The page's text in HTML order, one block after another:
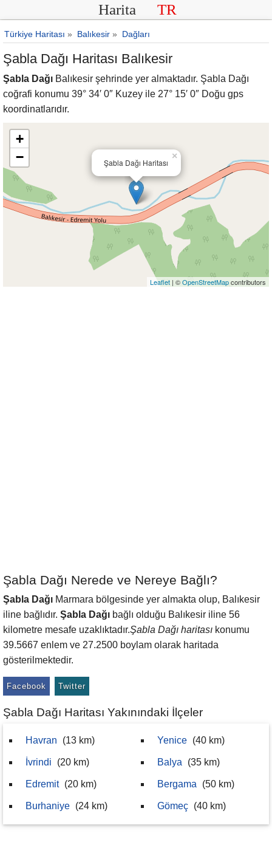
Harita TR
Türkiye Haritası » Balıkesir » Dağları
Şabla Dağı Haritası Balıkesir
Şabla Dağı Balıkesir şehrinde yer almaktadır. Şabla Dağı
coğrafi konumu 39° 34′ 0″ Kuzey ile 27° 15′ 0″ Doğu gps
koordinatlarıdır.
Şabla Dağı Haritası
×
+
−
Leaflet | ©OpenStreetMapcontributors
Şabla Dağı Nerede ve Nereye Bağlı?
Şabla Dağı Marmara bölgesinde yer almakta olup, Balıkesir
iline bağlıdır. Şabla Dağı bağlı olduğu Balıkesir iline 56
kilometre mesafe uzaklıktadır.Şabla Dağı haritası konumu
39.5667 enlem ve 27.2500 boylam olarak haritada
gösterilmektedir.
Facebook Twitter
Şabla Dağı Haritası Yakınındaki İlçeler
Havran (13 km)
İvrindi (20 km)
Edremit (20 km)
Burhaniye (24 km)
Yenice (40 km)
Balya (35 km)
Bergama (50 km)
Gömeç (40 km)